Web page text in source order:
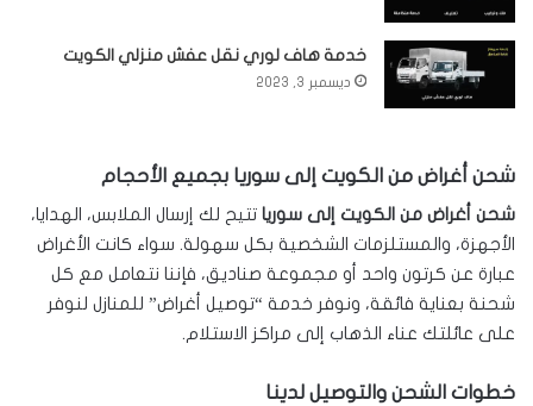
خدمة هاف لوري نقل عفش منزلي الكويت
ديسمبر 3, 2023
شحن أغراض من الكويت إلى سوريا بجميع الأحجام
شحن أغراض من الكويت إلى سوريا تتيح لك إرسال الملابس، الهدايا،
الأجهزة، والمستلزمات الشخصية بكل سهولة. سواء كانت الأغراض
عبارة عن كرتون واحد أو مجموعة صناديق، فإننا نتعامل مع كل
شحنة بعناية فائقة، ونوفر خدمة “توصيل أغراض” للمنازل لنوفر
على عائلتك عناء الذهاب إلى مراكز الاستلام.
خطوات الشحن والتوصيل لدينا